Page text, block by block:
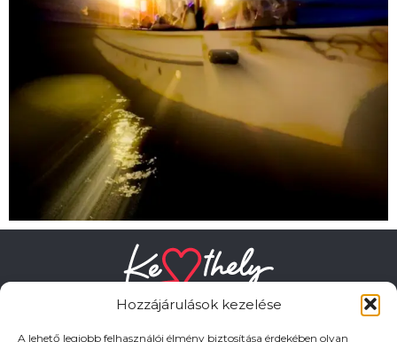
Hozzájárulások kezelése
A lehető legjobb felhasználói élmény biztosítása érdekében olyan